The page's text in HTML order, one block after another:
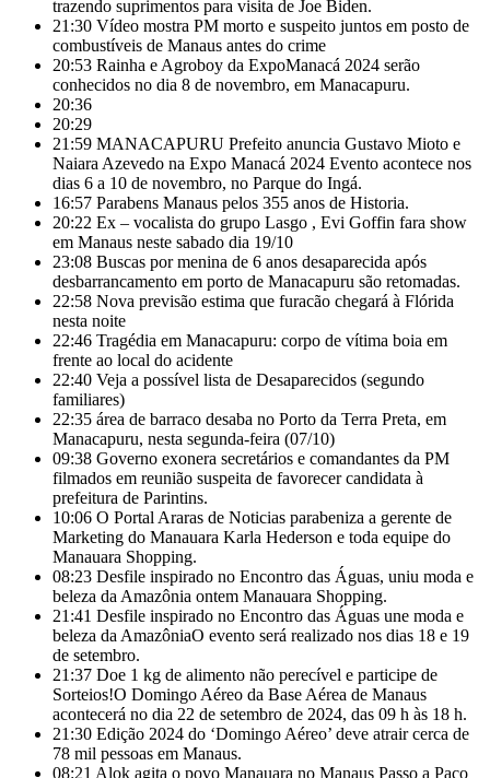
trazendo suprimentos para visita de Joe Biden.
21:30 Vídeo mostra PM morto e suspeito juntos em posto de
combustíveis de Manaus antes do crime
20:53 Rainha e Agroboy da ExpoManacá 2024 serão
conhecidos no dia 8 de novembro, em Manacapuru.
20:36
20:29
21:59 MANACAPURU Prefeito anuncia Gustavo Mioto e
Naiara Azevedo na Expo Manacá 2024 Evento acontece nos
dias 6 a 10 de novembro, no Parque do Ingá.
16:57 Parabens Manaus pelos 355 anos de Historia.
20:22 Ex – vocalista do grupo Lasgo , Evi Goffin fara show
em Manaus neste sabado dia 19/10
23:08 Buscas por menina de 6 anos desaparecida após
desbarrancamento em porto de Manacapuru são retomadas.
22:58 Nova previsão estima que furacão chegará à Flórida
nesta noite
22:46 Tragédia em Manacapuru: corpo de vítima boia em
frente ao local do acidente
22:40 Veja a possível lista de Desaparecidos (segundo
familiares)
22:35 área de barraco desaba no Porto da Terra Preta, em
Manacapuru, nesta segunda-feira (07/10)
09:38 Governo exonera secretários e comandantes da PM
filmados em reunião suspeita de favorecer candidata à
prefeitura de Parintins.
10:06 O Portal Araras de Noticias parabeniza a gerente de
Marketing do Manauara Karla Hederson e toda equipe do
Manauara Shopping.
08:23 Desfile inspirado no Encontro das Águas, uniu moda e
beleza da Amazônia ontem Manauara Shopping.
21:41 Desfile inspirado no Encontro das Águas une moda e
beleza da AmazôniaO evento será realizado nos dias 18 e 19
de setembro.
21:37 Doe 1 kg de alimento não perecível e participe de
Sorteios!​O Domingo Aéreo da Base Aérea de Manaus
acontecerá no dia 22 de setembro de 2024, das 09 h às 18 h.
21:30 Edição 2024 do ‘Domingo Aéreo’ deve atrair cerca de
78 mil pessoas em Manaus.
08:21 Alok agita o povo Manauara no Manaus Passo a Paço